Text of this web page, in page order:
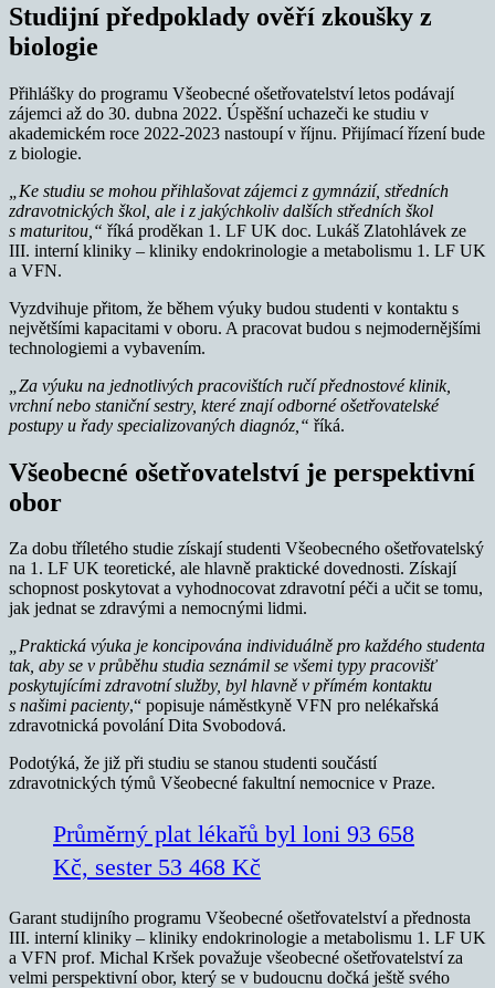
Studijní předpoklady ověří zkoušky z
biologie
Přihlášky do programu Všeobecné ošetřovatelství letos podávají
zájemci až do 30. dubna 2022. Úspěšní uchazeči ke studiu v
akademickém roce 2022-2023 nastoupí v říjnu. Přijímací řízení bude
z biologie.
„Ke studiu se mohou přihlašovat zájemci z gymnázií, středních
zdravotnických škol, ale i z jakýchkoliv dalších středních škol
s maturitou,“ říká proděkan 1. LF UK doc. Lukáš Zlatohlávek ze
III. interní kliniky – kliniky endokrinologie a metabolismu 1. LF UK
a VFN.
Vyzdvihuje přitom, že během výuky budou studenti v kontaktu s
největšími kapacitami v oboru. A pracovat budou s nejmodernějšími
technologiemi a vybavením.
„Za výuku na jednotlivých pracovištích ručí přednostové klinik,
vrchní nebo staniční sestry, které znají odborné ošetřovatelské
postupy u řady specializovaných diagnóz,“ říká.
Všeobecné ošetřovatelství je perspektivní
obor
Za dobu tříletého studie získají studenti Všeobecného ošetřovatelský
na 1. LF UK teoretické, ale hlavně praktické dovednosti. Získají
schopnost poskytovat a vyhodnocovat zdravotní péči a učit se tomu,
jak jednat se zdravými a nemocnými lidmi.
„Praktická výuka je koncipována individuálně pro každého studenta
tak, aby se v průběhu studia seznámil se všemi typy pracovišť
poskytujícími zdravotní služby, byl hlavně v přímém kontaktu
s našimi pacienty,“ popisuje náměstkyně VFN pro nelékařská
zdravotnická povolání Dita Svobodová.
Podotýká, že již při studiu se stanou studenti součástí
zdravotnických týmů Všeobecné fakultní nemocnice v Praze.
Průměrný plat lékařů byl loni 93 658
Kč, sester 53 468 Kč
Garant studijního programu Všeobecné ošetřovatelství a přednosta
III. interní kliniky – kliniky endokrinologie a metabolismu 1. LF UK
a VFN prof. Michal Kršek považuje všeobecné ošetřovatelství za
velmi perspektivní obor, který se v budoucnu dočká ještě svého